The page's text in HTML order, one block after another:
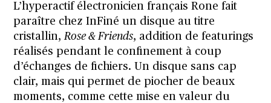
L’hyperactif électronicien français Rone fait
paraître chez InFiné un disque au titre
cristallin,Rose & Friends, addition de featurings
réalisés pendant le confinement à coup
d’échanges de fichiers. Un disque sans cap
clair, mais qui permet de piocher de beaux
moments, comme cette mise en valeur du